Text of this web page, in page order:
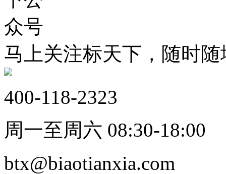
马上关注标天下，随时
400-118-2323
周一至周六 08:30-18:00
btx@biaotianxia.com